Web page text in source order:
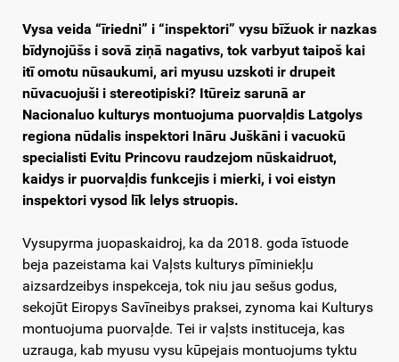
Vysa veida “īriedni” i “inspektori” vysu bīžuok ir nazkas
bīdynojūšs i sovā ziņā nagativs, tok varbyut taipoš kai
itī omotu nūsaukumi, ari myusu uzskoti ir drupeit
nūvacuojuši i stereotipiski? Itūreiz sarunā ar
Nacionaluo kulturys montuojuma puorvaļdis Latgolys
regiona nūdalis inspektori Ināru Juškāni i vacuokū
specialisti Evitu Princovu raudzejom nūskaidruot,
kaidys ir puorvaļdis funkcejis i mierki, i voi eistyn
inspektori vysod līk lelys struopis.
Vysupyrma juopaskaidroj, ka da 2018. goda īstuode
beja pazeistama kai Vaļsts kulturys pīminiekļu
aizsardzeibys inspekceja, tok niu jau sešus godus,
sekojūt Eiropys Savīneibys praksei, zynoma kai Kulturys
montuojuma puorvaļde. Tei ir vaļsts instituceja, kas
uzrauga, kab myusu vysu kūpejais montuojums tyktu